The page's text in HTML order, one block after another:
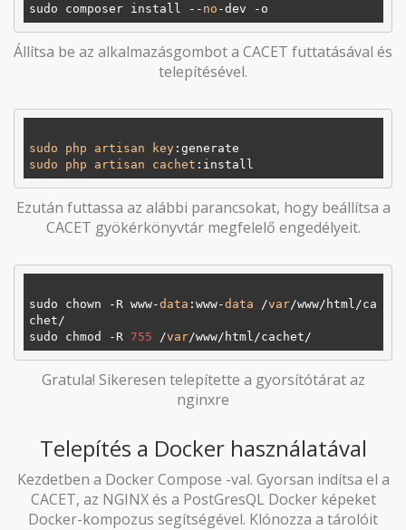
sudo composer install -- no
Állítsa be az alkalmazásgombot a CACET futtatásával és
telepítésével.
sudo php artisan key :generate
sudo
php artisan cachet :install
Ezután futtassa az alábbi parancsokat, hogy beállítsa a
CACET gyökérkönyvtár megfelelő engedélyeit.
sudo chown -R www-data :www-data /var/www/html/ca
chet/
sudo chmod -R 755 /var
Gratula! Sikeresen telepítette a gyorsítótárat az
nginxre
Telepítés a Docker használatával
Kezdetben a Docker Compose -val. Gyorsan indítsa el a
CACET, az NGINX és a PostGresQL Docker képeket
Docker-kompozus segítségével. Klónozza a tárolóit